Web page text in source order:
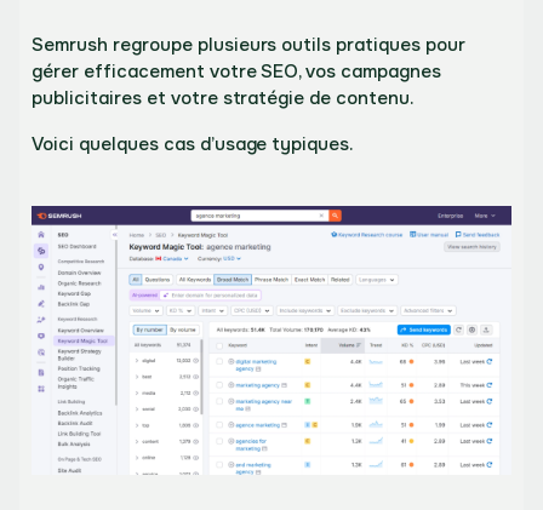
Semrush regroupe plusieurs outils pratiques pour
gérer efficacement votre SEO, vos campagnes
publicitaires et votre stratégie de contenu.
Voici quelques cas d’usage typiques.